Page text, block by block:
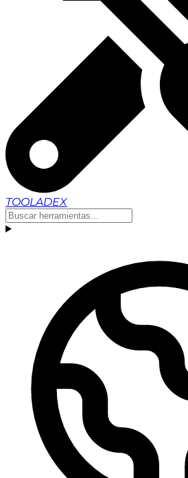
TOOLADEX